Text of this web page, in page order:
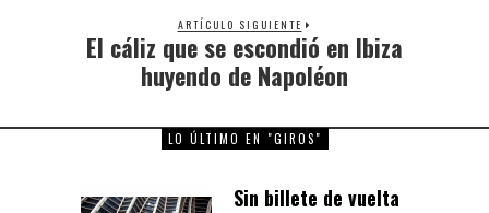
ARTÍCULO SIGUIENTE
Next
post:
El cáliz que se escondió en Ibiza
huyendo de Napoléon
LO ÚLTIMO EN "GIROS"
Sin billete de vuelta